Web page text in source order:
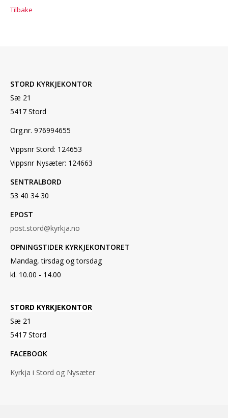
Tilbake
STORD KYRKJEKONTOR
Sæ 21
5417 Stord
Org.nr. 976994655
Vippsnr Stord: 124653
Vippsnr Nysæter: 124663
SENTRALBORD
53 40 34 30
EPOST
post.stord@kyrkja.no
OPNINGSTIDER KYRKJEKONTORET
Mandag, tirsdag og torsdag
kl. 10.00 - 14.00
STORD KYRKJEKONTOR
Sæ 21
5417 Stord
FACEBOOK
Kyrkja i Stord og Nysæter